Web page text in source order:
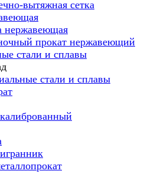
вытяжная сетка
нержавеющая
прокат нержавеющий
стали и сплавы
стали и сплавы